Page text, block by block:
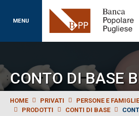
MENU
CONTO DI BASE
HOME PRIVATI PERSONE E FAMIGLIE
PRODOTTI
CONTI DI BASE